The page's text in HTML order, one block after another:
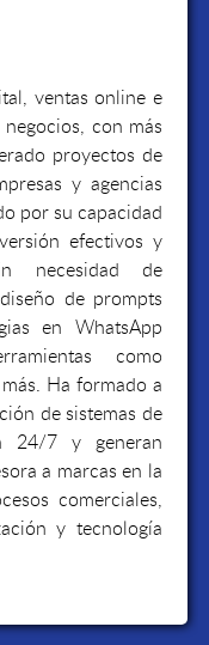
ventas online e
con más
proyectos de
y agencias
por su capacidad
efectivos y
necesidad de
de prompts
en WhatsApp
como
Ha formado a
de sistemas de
24/7 y generan
a marcas en la
comerciales,
y tecnología